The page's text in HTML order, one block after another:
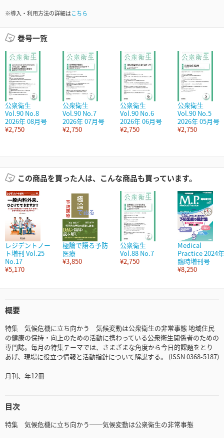
※導入・利用方法の詳細はこちら
巻号一覧
公衆衛生
Vol.90 No.8
2026年 08月号
¥2,750
公衆衛生
Vol.90 No.7
2026年 07月号
¥2,750
公衆衛生
Vol.90 No.6
2026年 06月号
¥2,750
公衆衛生
Vol.90 No.5
2026年 05月号
¥2,750
この商品を買った人は、こんな商品も買っています。
レジデントノー
ト増刊 Vol.25
No.17
¥5,170
極論で語る予防
医療
¥3,850
公衆衛生
Vol.88 No.7
¥2,750
Medical
Practice 2024年
臨時増刊号
¥8,250
概要
特集 気候危機に立ち向かう 気候変動は公衆衛生の非常事態 地域住民
の健康の保持・向上のための活動に携わっている公衆衛生関係者のための
専門誌。毎月の特集テーマでは、さまざまな角度から今日的課題をとり
あげ、現場に役立つ情報と活動指針について解説する。 (ISSN 0368-5187)
月刊、年12冊
目次
特集 気候危機に立ち向かう──気候変動は公衆衛生の非常事態